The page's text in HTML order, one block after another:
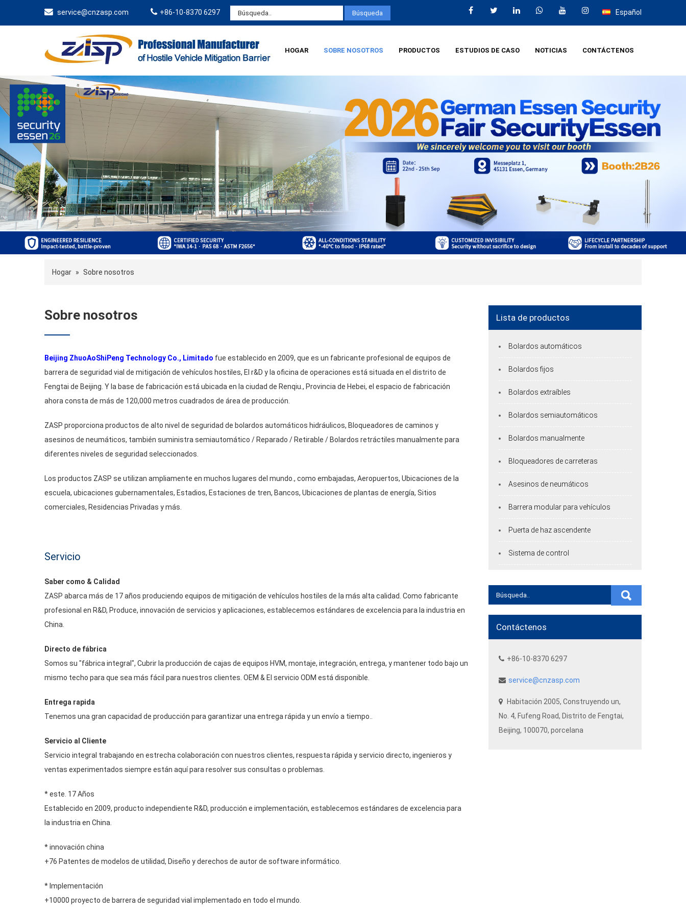
service@cnzasp.com +86-10-8370 6297 Español
HOGAR SOBRE NOSOTROS PRODUCTOS ESTUDIOS DE CASO NOTICIAS CONTÁCTENOS
Hogar » Sobre nosotros
Sobre nosotros
Beijing ZhuoAoShiPeng Technology Co., Limitado fue establecido en 2009, que es un fabricante profesional de equipos de
barrera de seguridad vial de mitigación de vehículos hostiles, El r&D y la oficina de operaciones está situada en el distrito de
Fengtai de Beijing. Y la base de fabricación está ubicada en la ciudad de Renqiu., Provincia de Hebei, el espacio de fabricación
ahora consta de más de 120,000 metros cuadrados de área de producción.
ZASP proporciona productos de alto nivel de seguridad de bolardos automáticos hidráulicos, Bloqueadores de caminos y
asesinos de neumáticos, también suministra semiautomático / Reparado / Retirable / Bolardos retráctiles manualmente para
diferentes niveles de seguridad seleccionados.
Los productos ZASP se utilizan ampliamente en muchos lugares del mundo., como embajadas, Aeropuertos, Ubicaciones de la
escuela, ubicaciones gubernamentales, Estadios, Estaciones de tren, Bancos, Ubicaciones de plantas de energía, Sitios
comerciales, Residencias Privadas y más.
Servicio
Saber como & Calidad
ZASP abarca más de 17 años produciendo equipos de mitigación de vehículos hostiles de la más alta calidad. Como fabricante
profesional en R&D, Produce, innovación de servicios y aplicaciones, establecemos estándares de excelencia para la industria en
China.
Directo de fábrica
Somos su "fábrica integral", Cubrir la producción de cajas de equipos HVM, montaje, integración, entrega, y mantener todo bajo un
mismo techo para que sea más fácil para nuestros clientes. OEM & El servicio ODM está disponible.
Entrega rapida
Tenemos una gran capacidad de producción para garantizar una entrega rápida y un envío a tiempo..
Servicio al Cliente
Servicio integral trabajando en estrecha colaboración con nuestros clientes, respuesta rápida y servicio directo, ingenieros y
ventas experimentados siempre están aquí para resolver sus consultas o problemas.
* este. 17 Años
Establecido en 2009, producto independiente R&D, producción e implementación, establecemos estándares de excelencia para
la industria en China.
* innovación china
+76 Patentes de modelos de utilidad, Diseño y derechos de autor de software informático.
* Implementación
+10000 proyecto de barrera de seguridad vial implementado en todo el mundo.
Lista de productos
Bolardos automáticos
Bolardos fijos
Bolardos extraíbles
Bolardos semiautomáticos
Bolardos manualmente
Bloqueadores de carreteras
Asesinos de neumáticos
Barrera modular para vehículos
Puerta de haz ascendente
Sistema de control
Contáctenos
+86-10-8370 6297
service@cnzasp.com
Habitación 2005, Construyendo un,
No. 4, Fufeng Road, Distrito de Fengtai,
Beijing, 100070, porcelana